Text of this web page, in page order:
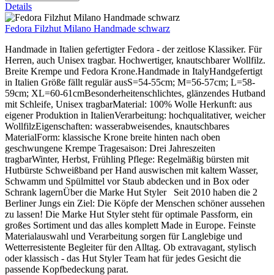
Details
Fedora Filzhut Milano Handmade schwarz
Handmade in Italien gefertigter Fedora - der zeitlose Klassiker. Für
Herren, auch Unisex tragbar. Hochwertiger, knautschbarer Wollfilz.
Breite Krempe und Fedora Krone.Handmade in ItalyHandgefertigt
in Italien Größe fällt regulär ausS=54-55cm; M=56-57cm; L=58-
59cm; XL=60-61cmBesonderheitenschlichtes, glänzendes Hutband
mit Schleife, Unisex tragbarMaterial: 100% Wolle Herkunft: aus
eigener Produktion in ItalienVerarbeitung: hochqualitativer, weicher
WollfilzEigenschaften: wasserabweisendes, knautschbares
MaterialForm: klassische Krone breite hinten nach oben
geschwungene Krempe Tragesaison: Drei Jahreszeiten
tragbarWinter, Herbst, Frühling Pflege: Regelmäßig bürsten mit
Hutbürste Schweißband per Hand auswischen mit kaltem Wasser,
Schwamm und Spülmittel vor Staub abdecken und in Box oder
Schrank lagernÜber die Marke Hut Styler Seit 2010 haben die 2
Berliner Jungs ein Ziel: Die Köpfe der Menschen schöner aussehen
zu lassen! Die Marke Hut Styler steht für optimale Passform, ein
großes Sortiment und das alles komplett Made in Europe. Feinste
Materialauswahl und Verarbeitung sorgen für Langlebige und
Wetterresistente Begleiter für den Alltag. Ob extravagant, stylisch
oder klassisch - das Hut Styler Team hat für jedes Gesicht die
passende Kopfbedeckung parat.